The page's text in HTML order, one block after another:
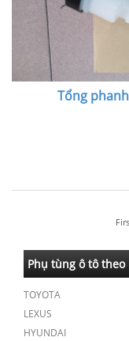
Tổng
Phụ tùng ô tô theo
TOYOTA
LEXUS
HYUNDAI